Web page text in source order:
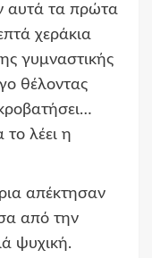
αυτά τα πρώτα
χεράκια
γυμναστικής
θέλοντας
λέει η
απέκτησαν
από την
ψυχική.